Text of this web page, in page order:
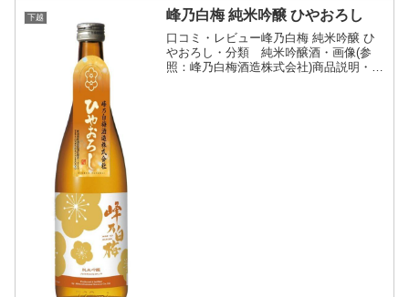
下越 峰乃白梅 純米吟醸 ひやおろし
口コミ・レビュー峰乃白梅 純米吟醸 ひ
やおろし・分類 純米吟醸酒・画像(参
照：峰乃白梅酒造株式会社)商品説明・特